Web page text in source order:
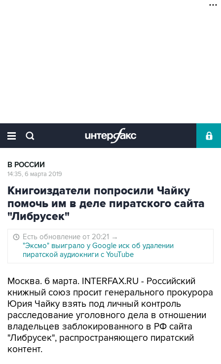
В РОССИИ
14:35, 6 марта 2019
Книгоиздатели попросили Чайку
помочь им в деле пиратского сайта
"Либрусек"
Есть обновление от 20:21 →
"Эксмо" выиграло у Google иск об удалении
пиратской аудиокниги с YouTube
Москва. 6 марта. INTERFAX.RU - Российский
книжный союз просит генерального прокурора
Юрия Чайку взять под личный контроль
расследование уголовного дела в отношении
владельцев заблокированного в РФ сайта
"Либрусек", распространяющего пиратский
контент.